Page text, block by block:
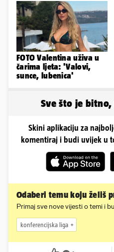
FOTO Valentina uživa u
čarima ljeta: 'Valovi,
sunce, lubenica'
Sve što je
Skini aplikaciju za
komentiraj i budi uvijek u
Odaberi temu koju želiš
Primaj sve nove vijesti o temi i
konferencijska liga